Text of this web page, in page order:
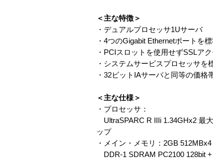
＜主な特徴＞
・デュアルプロセッサ1Uサーバ
・4つのGigabit Ethernetポートを
・PCIスロットを使用せずSSLア
・システムサービスプロセッサを
・32ビットIAサーバと同等の価
＜主な仕様＞
・プロセッサ：
UltraSPARC R IIIi 1.34GHx2 最
ップ
・メイン・メモリ：2GB 512MBx4
DDR-1 SDRAM PC2100 128bit